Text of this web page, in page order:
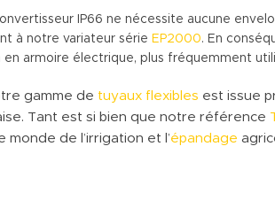
IP66 ne nécessite aucune
à notre variateur série EP2000. En
en armoire électrique, plus fréquemment
gamme de tuyaux flexibles est issue
Tant est si bien que notre référence
monde de l’irrigation et l’épandage